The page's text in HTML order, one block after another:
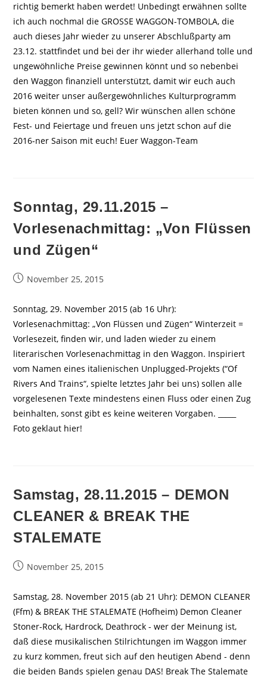
richtig bemerkt haben werdet! Unbedingt erwähnen sollte
ich auch nochmal die GROSSE WAGGON-TOMBOLA, die
auch dieses Jahr wieder zu unserer Abschlußparty am
23.12. stattfindet und bei der ihr wieder allerhand tolle und
ungewöhnliche Preise gewinnen könnt und so nebenbei
den Waggon finanziell unterstützt, damit wir euch auch
2016 weiter unser außergewöhnliches Kulturprogramm
bieten können und so, gell? Wir wünschen allen schöne
Fest- und Feiertage und freuen uns jetzt schon auf die
2016-ner Saison mit euch! Euer Waggon-Team
Sonntag, 29.11.2015 –
Vorlesenachmittag: „Von Flüssen
und Zügen“
BeitragNovember 25, 2015
Sonntag, 29. November 2015 (ab 16 Uhr):
Vorlesenachmittag: „Von Flüssen und Zügen“ Winterzeit =
Vorlesezeit, finden wir, und laden wieder zu einem
literarischen Vorlesenachmittag in den Waggon. Inspiriert
vom Namen eines italienischen Unplugged-Projekts (“Of
Rivers And Trains“, spielte letztes Jahr bei uns) sollen alle
vorgelesenen Texte mindestens einen Fluss oder einen Zug
beinhalten, sonst gibt es keine weiteren Vorgaben. _____
Foto geklaut hier!
Samstag, 28.11.2015 – DEMON
CLEANER & BREAK THE
STALEMATE
BeitragNovember 25, 2015
Samstag, 28. November 2015 (ab 21 Uhr): DEMON CLEANER
(Ffm) & BREAK THE STALEMATE (Hofheim) Demon Cleaner
Stoner-Rock, Hardrock, Deathrock - wer der Meinung ist,
daß diese musikalischen Stilrichtungen im Waggon immer
zu kurz kommen, freut sich auf den heutigen Abend - denn
die beiden Bands spielen genau DAS! Break The Stalemate